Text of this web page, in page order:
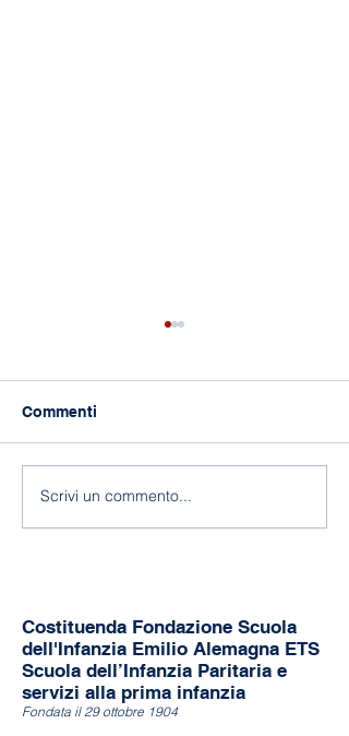
Commenti
Scrivi un commento...
Costituenda Fondazione Scuola
dell'Infanzia Emilio Alemagna ETS
Scuola dell’Infanzia Paritaria e
servizi alla prima infanzia
Fondata il 29 ottobre 1904